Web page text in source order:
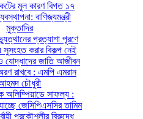
মূল কারণ বিগত ১৭
বাণিজ্যমন্ত্রী
মুক্তাদির
প্রত্যাশা পূরণে
করার বিকল্প নেই
যোদ্ধাদের জাতি আজীবন
রাখবে : এমপি এমরান
চৌধুরী
অলিম্পিয়াডে সাফল্য :
জেসিপিএসসির তামিম
প্রকৌশলীর বিরুদ্ধে